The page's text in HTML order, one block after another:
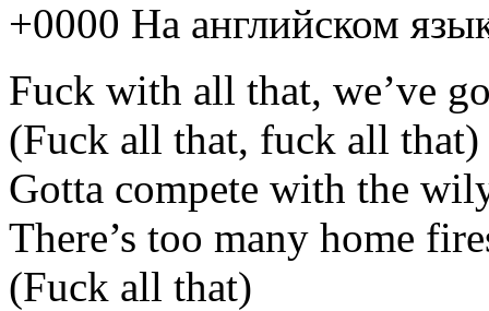
+0000 На английском
Fuck with all that, we’ve
(Fuck all that, fuck all that)
Gotta compete with the
There’s too many home
(Fuck all that)